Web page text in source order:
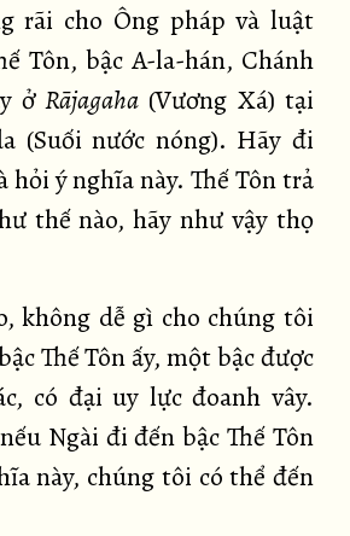
rãi cho Ông pháp và luật
Tôn, bậc A-la-hán, Chánh
ởRājagaha (Vương Xá) tại
(Suối nước nóng). Hãy đi
hỏi ý nghĩa này. Thế Tôn trả
thế nào, hãy như vậy thọ
không dễ gì cho chúng tôi
Thế Tôn ấy, một bậc được
có đại uy lực đoanh vây.
Ngài đi đến bậc Thế Tôn
này, chúng tôi có thể đến